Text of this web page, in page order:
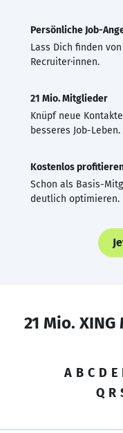
Persönliche Job-
Lass Dich finden
Recruiter·innen.
21 Mio. Mitglieder
Knüpf neue
besseres Job-Leben.
Kostenlos
Schon als Basis-
deutlich optimieren.
21 Mio.
A B C D E
Q R